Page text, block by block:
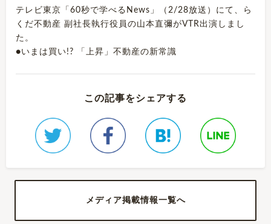
テレビ東京「60秒で学べるNews」（2/28放送）にて、ら
くだ不動産 副社長執行役員の山本直彌がVTR出演しまし
た。
●いまは買い!? 「上昇」不動産の新常識
この記事をシェアする
メディア掲載情報一覧へ